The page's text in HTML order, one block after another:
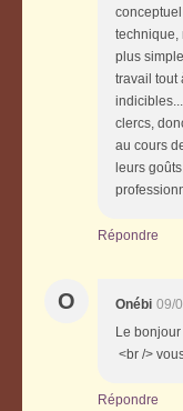
technique,
plus
travail tout
clercs,
au cours
leurs
Répondre
O Onébi 09/
Le
<br />
Répondre